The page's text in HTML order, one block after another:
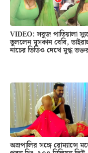
VIDEO: সবুজ পাতিয়ালা
তুললেন মুসকান বেবি,
নাচের ভিডিও দেখে মুগ্ধ
অম্রপালির সঙ্গে রোম্যান্সে